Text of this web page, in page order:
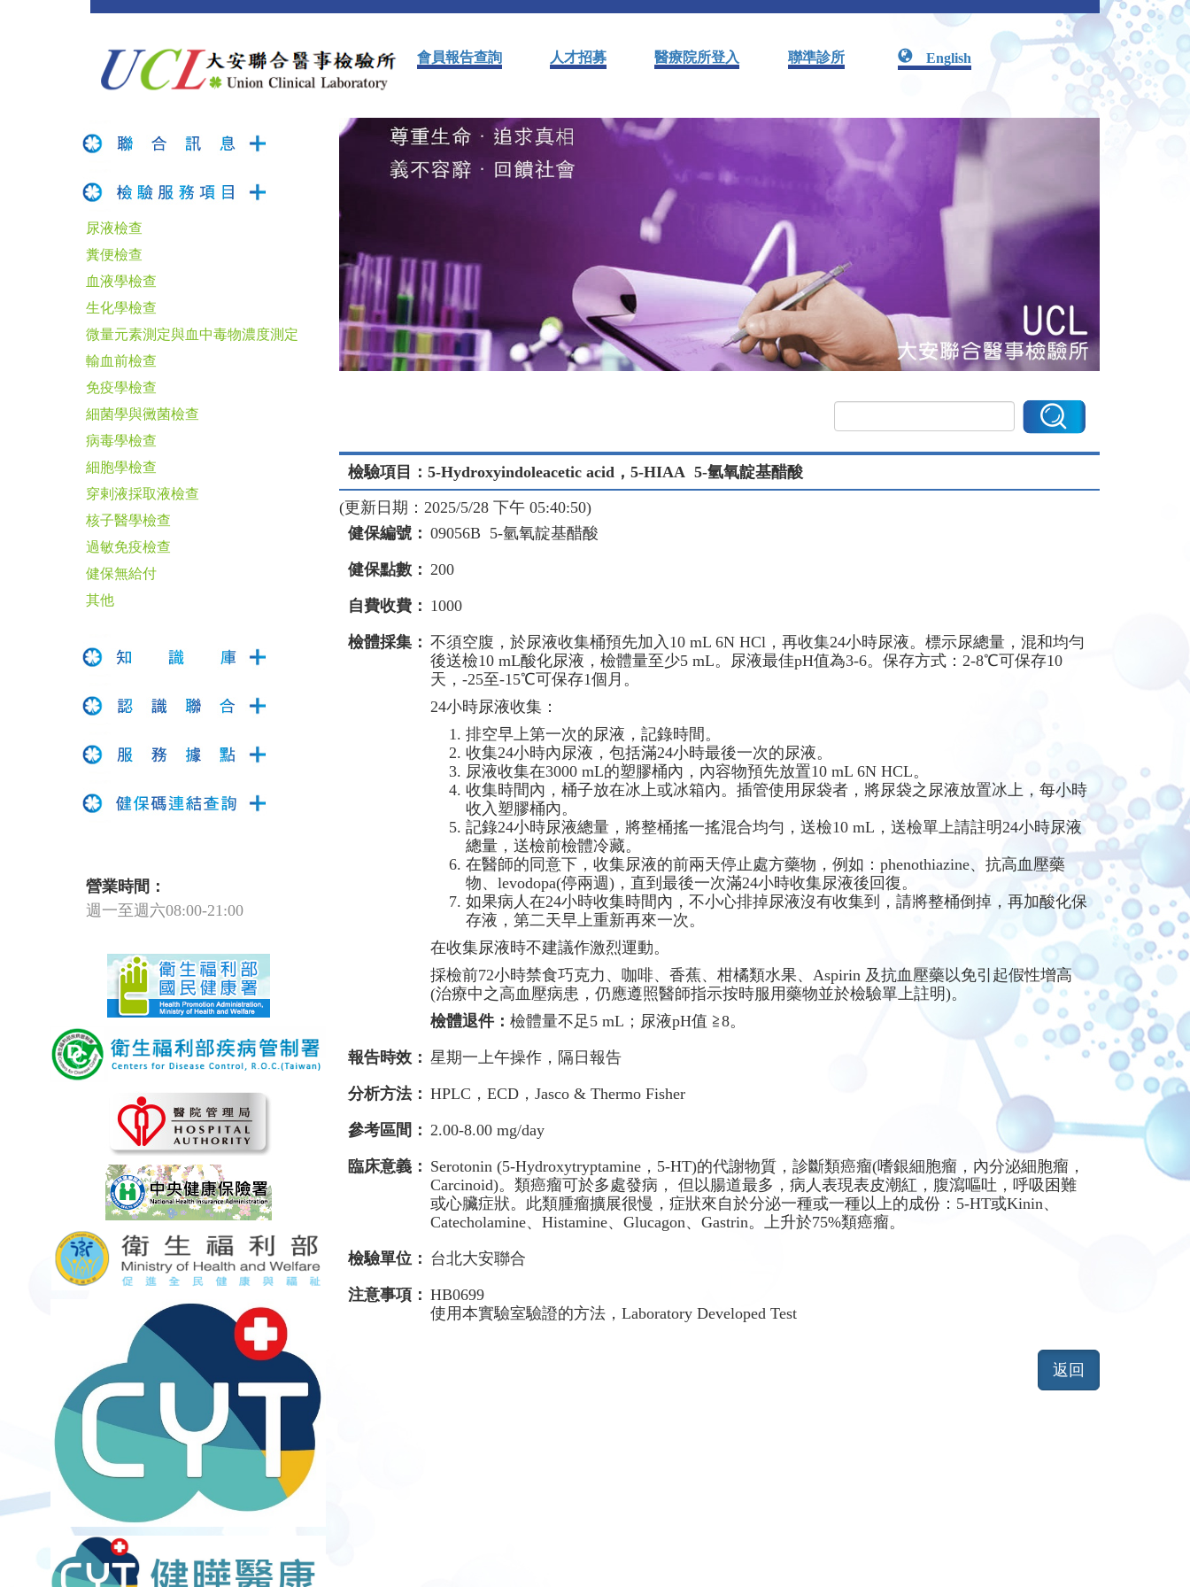
會員報告查詢 人才招募 醫療院所登入 聯準診所 English
尿液檢查
糞便檢查
血液學檢查
生化學檢查
微量元素測定與血中毒物濃度測定
輸血前檢查
免疫學檢查
細菌學與黴菌檢查
病毒學檢查
細胞學檢查
穿剌液採取液檢查
核子醫學檢查
過敏免疫檢查
健保無給付
其他
營業時間：
週一至週六08:00-21:00
檢驗項目：5-Hydroxyindoleacetic acid，5-HIAA 5-氫氧靛基醋酸
(更新日期：2025/5/28 下午 05:40:50)
健保編號： 09056B 5-氫氧靛基醋酸
健保點數： 200
自費收費： 1000
檢體採集： 不須空腹，於尿液收集桶預先加入10 mL 6N HCl，再收集24小時尿液。標示尿總量，混和均勻
後送檢10 mL酸化尿液，檢體量至少5 mL。尿液最佳pH值為3-6。保存方式：2-8℃可保存10
天，-25至-15℃可保存1個月。
24小時尿液收集：
排空早上第一次的尿液，記錄時間。
收集24小時內尿液，包括滿24小時最後一次的尿液。
尿液收集在3000 mL的塑膠桶內，內容物預先放置10 mL 6N HCL。
收集時間內，桶子放在冰上或冰箱內。插管使用尿袋者，將尿袋之尿液放置冰上，每小時
收入塑膠桶內。
記錄24小時尿液總量，將整桶搖一搖混合均勻，送檢10 mL，送檢單上請註明24小時尿液
總量，送檢前檢體冷藏。
在醫師的同意下，收集尿液的前兩天停止處方藥物，例如：phenothiazine、抗高血壓藥
物、levodopa(停兩週)，直到最後一次滿24小時收集尿液後回復。
如果病人在24小時收集時間內，不小心排掉尿液沒有收集到，請將整桶倒掉，再加酸化保
存液，第二天早上重新再來一次。
在收集尿液時不建議作激烈運動。
採檢前72小時禁食巧克力、咖啡、香蕉、柑橘類水果、Aspirin 及抗血壓藥以免引起假性增高
(治療中之高血壓病患，仍應遵照醫師指示按時服用藥物並於檢驗單上註明)。
檢體退件：檢體量不足5 mL；尿液pH值 ≧8。
報告時效： 星期一上午操作，隔日報告
分析方法： HPLC，ECD，Jasco & Thermo Fisher
參考區間： 2.00-8.00 mg/day
臨床意義： Serotonin (5-Hydroxytryptamine，5-HT)的代謝物質，診斷類癌瘤(嗜銀細胞瘤，內分泌細胞瘤，
Carcinoid)。類癌瘤可於多處發病， 但以腸道最多，病人表現表皮潮紅，腹瀉嘔吐，呼吸困難
或心臟症狀。此類腫瘤擴展很慢，症狀來自於分泌一種或一種以上的成份：5-HT或Kinin、
Catecholamine、Histamine、Glucagon、Gastrin。上升於75%類癌瘤。
檢驗單位： 台北大安聯合
注意事項： HB0699
使用本實驗室驗證的方法，Laboratory Developed Test